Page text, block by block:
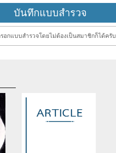
อกแบบสำรวจโดยไม่ต้องเป็นสมาชิกก็ได้ครับ